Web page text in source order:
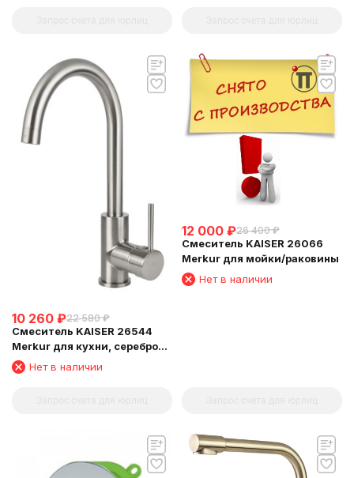
10 260 ₽22 580 ₽
Смеситель KAISER 26544
Merkur для кухни, серебро
SilverНет в наличии
12 000 ₽26 400 ₽
Смеситель KAISER 26066
Merkur для мойки/раковины
Нет в наличии